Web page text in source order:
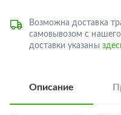
Возможна доставка
самовывозом с
доставки указаны
Описание